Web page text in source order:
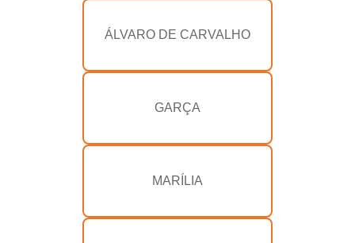
ÁLVARO DE CARVALHO
GARÇA
MARÍLIA